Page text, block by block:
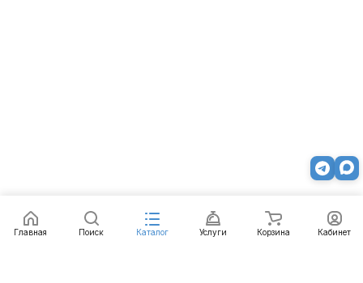
Главная Поиск Каталог Услуги Корзина Кабинет